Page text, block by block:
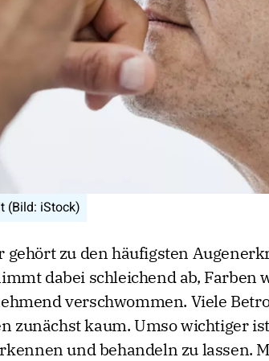
(Bild: iStock)
gehört zu den häufigsten
dabei schleichend ab, Farben
verschwommen. Viele
zunächst kaum. Umso wichtiger
und behandeln zu lassen.